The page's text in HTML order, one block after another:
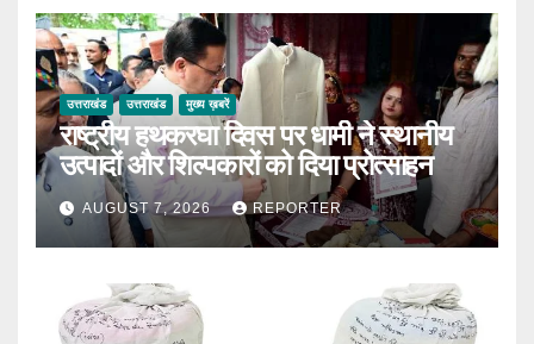
उत्तराखंड उत्तराखंड मुख्य ख़बरें
राष्ट्रीय हथकरघा दिवस पर धामी ने स्थानीय
उत्पादों और शिल्पकारों को दिया प्रोत्साहन
AUGUST 7, 2026 REPORTER